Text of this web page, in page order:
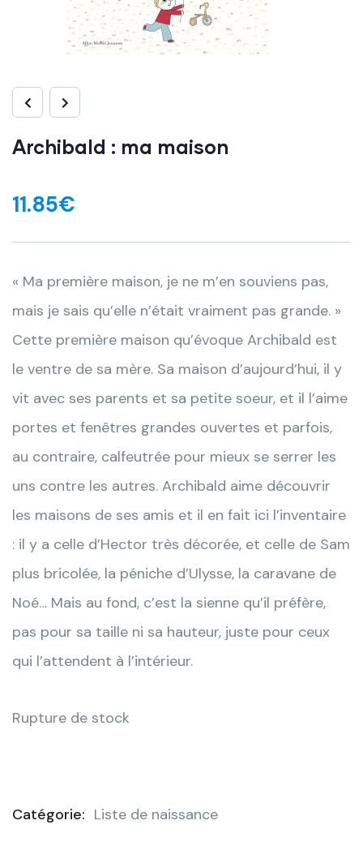
Archibald : ma maison
11.85€
« Ma première maison, je ne m’en souviens pas,
mais je sais qu’elle n’était vraiment pas grande. »
Cette première maison qu’évoque Archibald est
le ventre de sa mère. Sa maison d’aujourd’hui, il y
vit avec ses parents et sa petite soeur, et il l’aime
portes et fenêtres grandes ouvertes et parfois,
au contraire, calfeutrée pour mieux se serrer les
uns contre les autres. Archibald aime découvrir
les maisons de ses amis et il en fait ici l’inventaire
: il y a celle d’Hector très décorée, et celle de Sam
plus bricolée, la péniche d’Ulysse, la caravane de
Noé… Mais au fond, c’est la sienne qu’il préfère,
pas pour sa taille ni sa hauteur, juste pour ceux
qui l’attendent à l’intérieur.
Rupture de stock
Catégorie: Liste de naissance